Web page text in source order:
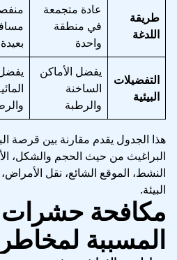
طريقة
اللدغة
عادة متجمعة
في منطقة
واحدة
بعيدة
التفضيلات
البيئية
يفضل الأماكن
الساخنة
والرطبة
هذا الجدول يقدم مقارنة بين قرصة
البراغيث من حيث الحجم والشكل،
النشط، الموقع الشائع، نقل
البيئة.
مكافحة حشرات
المسببة